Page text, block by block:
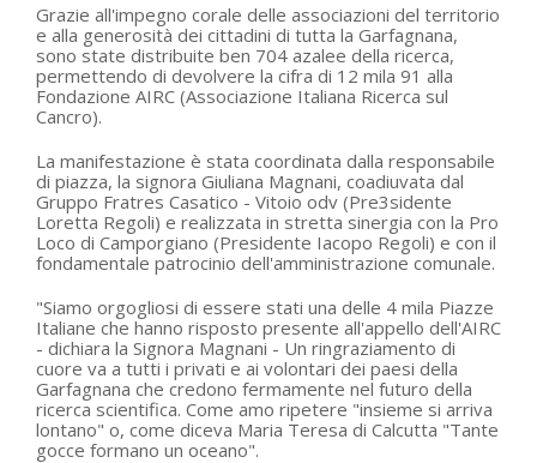
Grazie all'impegno corale delle associazioni del territorio
e alla generosità dei cittadini di tutta la Garfagnana,
sono state distribuite ben 704 azalee della ricerca,
permettendo di devolvere la cifra di 12 mila 91 alla
Fondazione AIRC (Associazione Italiana Ricerca sul
Cancro).
La manifestazione è stata coordinata dalla responsabile
di piazza, la signora Giuliana Magnani, coadiuvata dal
Gruppo Fratres Casatico - Vitoio odv (Pre3sidente
Loretta Regoli) e realizzata in stretta sinergia con la Pro
Loco di Camporgiano (Presidente Iacopo Regoli) e con il
fondamentale patrocinio dell'amministrazione comunale.
"Siamo orgogliosi di essere stati una delle 4 mila Piazze
Italiane che hanno risposto presente all'appello dell'AIRC
- dichiara la Signora Magnani - Un ringraziamento di
cuore va a tutti i privati e ai volontari dei paesi della
Garfagnana che credono fermamente nel futuro della
ricerca scientifica. Come amo ripetere "insieme si arriva
lontano" o, come diceva Maria Teresa di Calcutta "Tante
gocce formano un oceano".